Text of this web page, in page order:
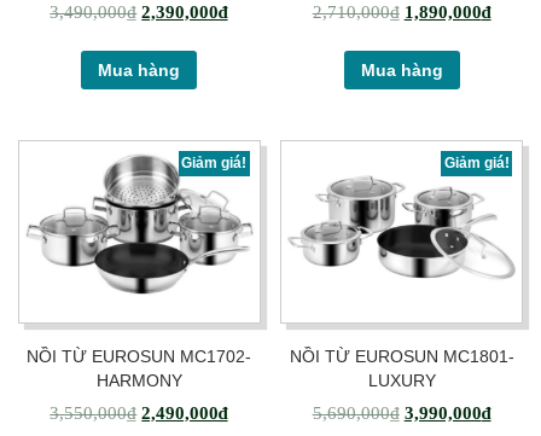
3,490,000₫ 2,390,000₫
Mua hàng
2,710,000₫ 1,890,000₫
Mua hàng
Giảm giá!
NỒI TỪ EUROSUN MC1702-
HARMONY
3,550,000₫ 2,490,000₫
Giảm giá!
NỒI TỪ EUROSUN MC1801-
LUXURY
5,690,000₫ 3,990,000₫